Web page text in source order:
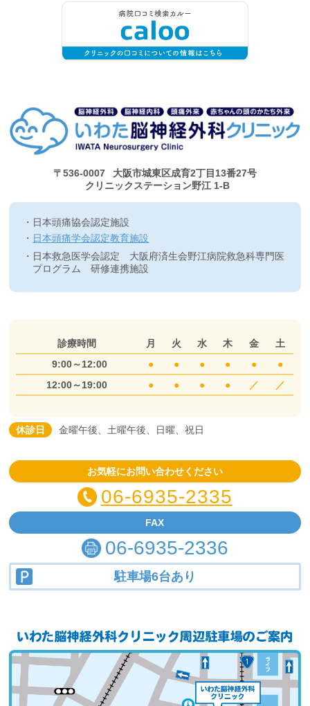
〒536-0007
大阪市城東区成育2丁目13番27号
クリニックステーション野江 1-B
日本頭痛協会認定施設
日本頭痛学会認定教育施設
日本救急医学会認定 大阪府済生会野江病院救急科専門医
プログラム 研修連携施設
診療時間 月 火 水 木 金
土
9:00～12:00
● ● ● ● ●
●
12:00～19:00
● ● ● ● ／ ／
休診日 金曜午後、土曜午後、日曜、祝日
お気軽にお問い合わせください
06-6935-2335
FAX
06-6935-2336
駐車場6台あり